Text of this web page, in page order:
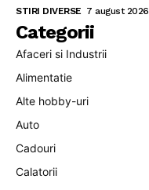
STIRI DIVERSE 7 august 2026
Categorii
Afaceri si Industrii
Alimentatie
Alte hobby-uri
Auto
Cadouri
Calatorii